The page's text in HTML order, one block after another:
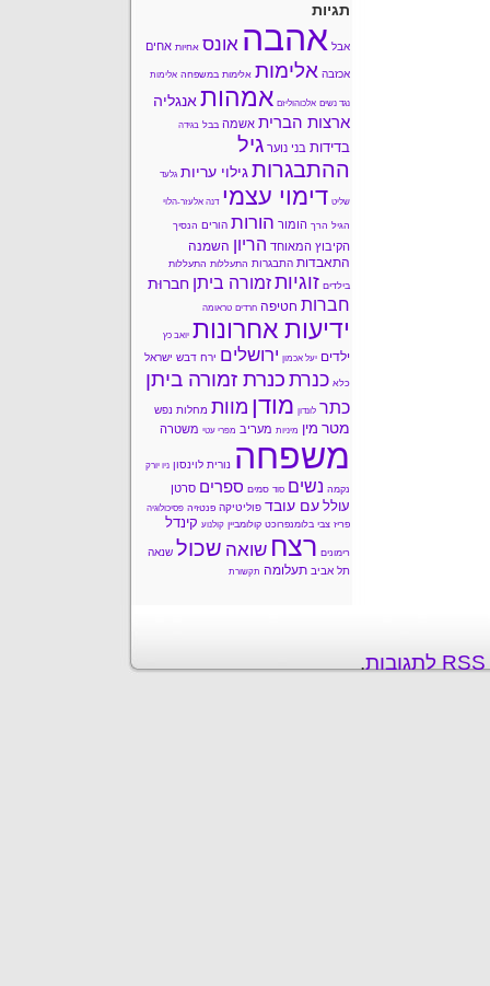
תגיות
אבל אהבה אונס אחיות אחים
אכזבה אלימות אלימות במשפחה אלימות
נגד נשים אלכוהוליזם אמהותאנגליה
ארצות הברית אשמה בבל בגידה
בדידות בני נוער גיל
ההתבגרות גילוי עריות גלעד
שליט דימוי עצמי דנה אלעזר-הלוי
הגיל הרך הומור הורות הורים הנסיך
הקיבוץ המאוחד הריון השמנה
התאבדות התבגרות התעללות התעללות
בילדים זוגיותזמורה ביתן חברוּת
חברות חטיפה חרדים טראומה
ידיעות אחרונות יואב כץ
ילדים יעל אכמון ירושלים ירח דבש ישראל
כלא כנרת כנרת זמורה ביתן
כתר לונדון מודן מוות מחלות נפש
מטר מין מיניות מעריב מפרי עטי משטרה
משפחה נורית לוינסון ניו יורק
נקמה נשים סוד סמים ספרים סרטן
עולל עם עובד פוליטיקה פנטזיה פסיכולוגיה
פריז צבי בלומנפרוכט קולומביין קולנוע קינדל
רימונים רצח שואה שכול שנאה
תל אביב תעלומה תקשורת
.